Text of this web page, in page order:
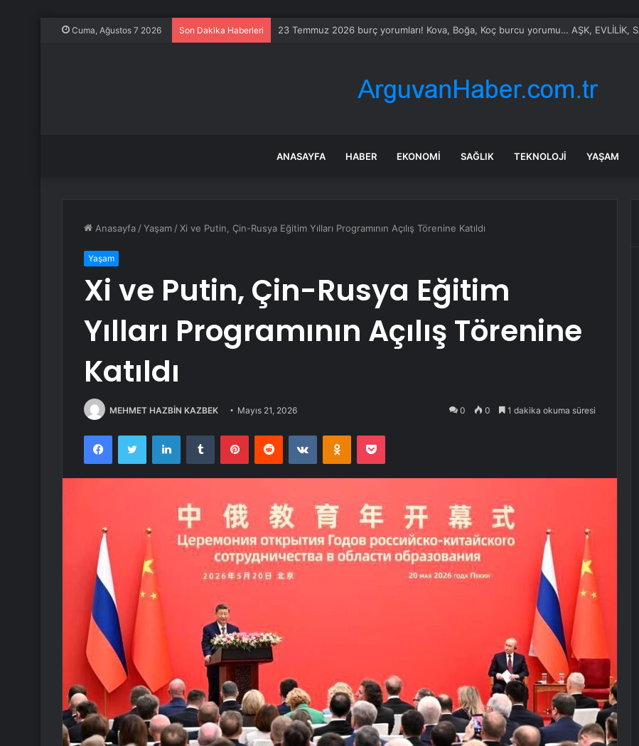
Cuma, Ağustos 7 2026 Son Dakika Haberleri Türkiye ile Vietnam arasında ‘hava’da yeni dönem… Sefer kapasitesi artırıldı
ANASAYFA HABER EKONOMI SAĞLIK TEKNOLOJI YAŞAM
Anasayfa /Yaşam /Xi ve Putin, Çin-Rusya Eğitim Yılları Programının Açılış Törenine Katıldı
Yaşam
Xi ve Putin, Çin-Rusya Eğitim
Yılları Programının Açılış Törenine
Katıldı
MEHMET HAZBİN KAZBEK Mayıs 21, 2026 0 0 1 dakika okuma süresi
FacebookTwitter LinkedInTumblr PinterestReddit VKontakteOdnoklassniki
Pocket